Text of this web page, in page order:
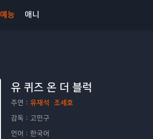
예능 애니
유 퀴즈 온 더 블럭
주연： 유재석
조세호
감독： 고민구
언어： 한국어